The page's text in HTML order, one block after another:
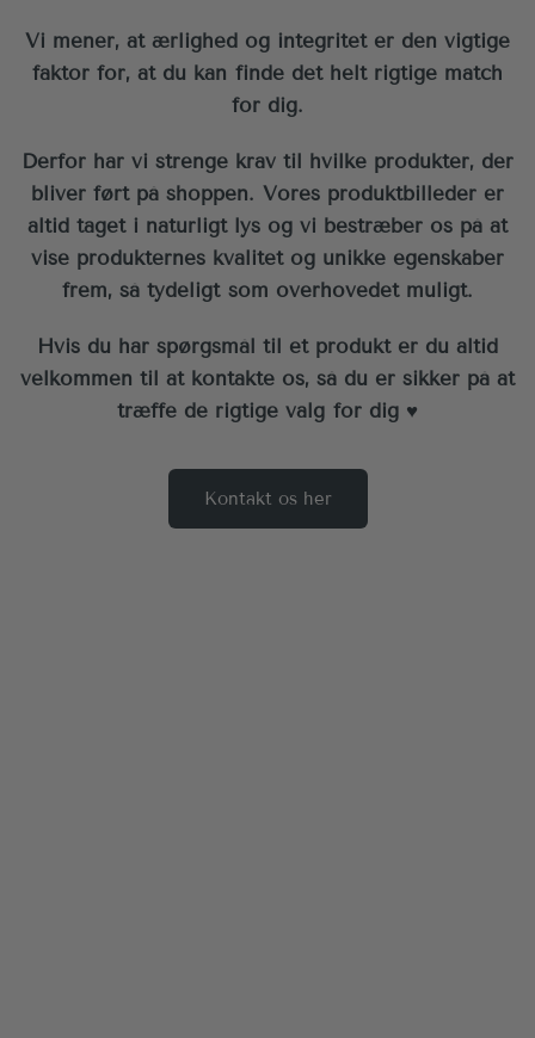
Vi mener, at ærlighed og integritet er den vigtige
faktor for, at du kan finde det helt rigtige match
for dig.
Derfor har vi strenge krav til hvilke produkter, der
bliver ført på shoppen. Vores produktbilleder er
altid taget i naturligt lys og vi bestræber os på at
vise produkternes kvalitet og unikke egenskaber
frem, så tydeligt som overhovedet muligt.
Hvis du har spørgsmål til et produkt er du altid
velkommen til at kontakte os, så du er sikker på at
træffe de rigtige valg for dig ♥︎
Kontakt os her